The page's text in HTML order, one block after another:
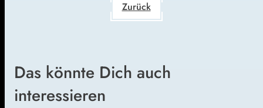
Zurück
Das könnte Dich auch
interessieren